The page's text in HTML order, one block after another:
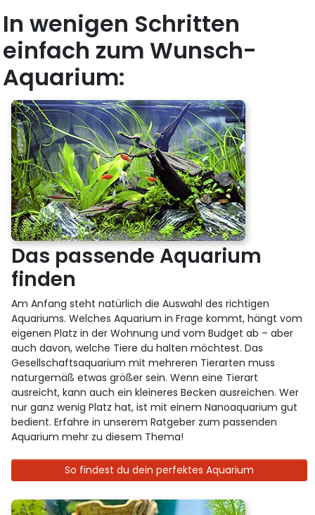
In wenigen Schritten
einfach zum Wunsch-
Aquarium:
Das passende Aquarium
finden
Am Anfang steht natürlich die Auswahl des richtigen
Aquariums. Welches Aquarium in Frage kommt, hängt vom
eigenen Platz in der Wohnung und vom Budget ab – aber
auch davon, welche Tiere du halten möchtest. Das
Gesellschaftsaquarium mit mehreren Tierarten muss
naturgemäß etwas größer sein. Wenn eine Tierart
ausreicht, kann auch ein kleineres Becken ausreichen. Wer
nur ganz wenig Platz hat, ist mit einem Nanoaquarium gut
bedient. Erfahre in unserem Ratgeber zum passenden
Aquarium mehr zu diesem Thema!
So findest du dein perfektes Aquarium